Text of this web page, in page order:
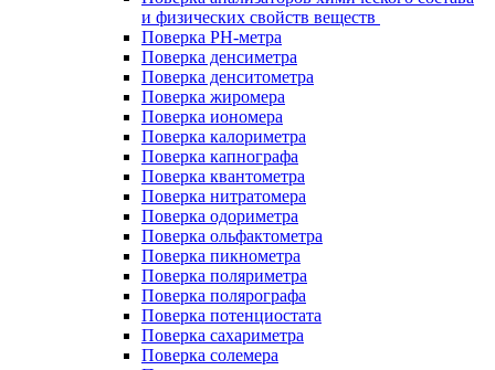
и физических свойств веществ
Поверка PH-метра
Поверка денсиметра
Поверка денситометра
Поверка жиромера
Поверка иономера
Поверка калориметра
Поверка капнографа
Поверка квантометра
Поверка нитратомера
Поверка одориметра
Поверка ольфактометра
Поверка пикнометра
Поверка поляриметра
Поверка полярографа
Поверка потенциостата
Поверка сахариметра
Поверка солемера